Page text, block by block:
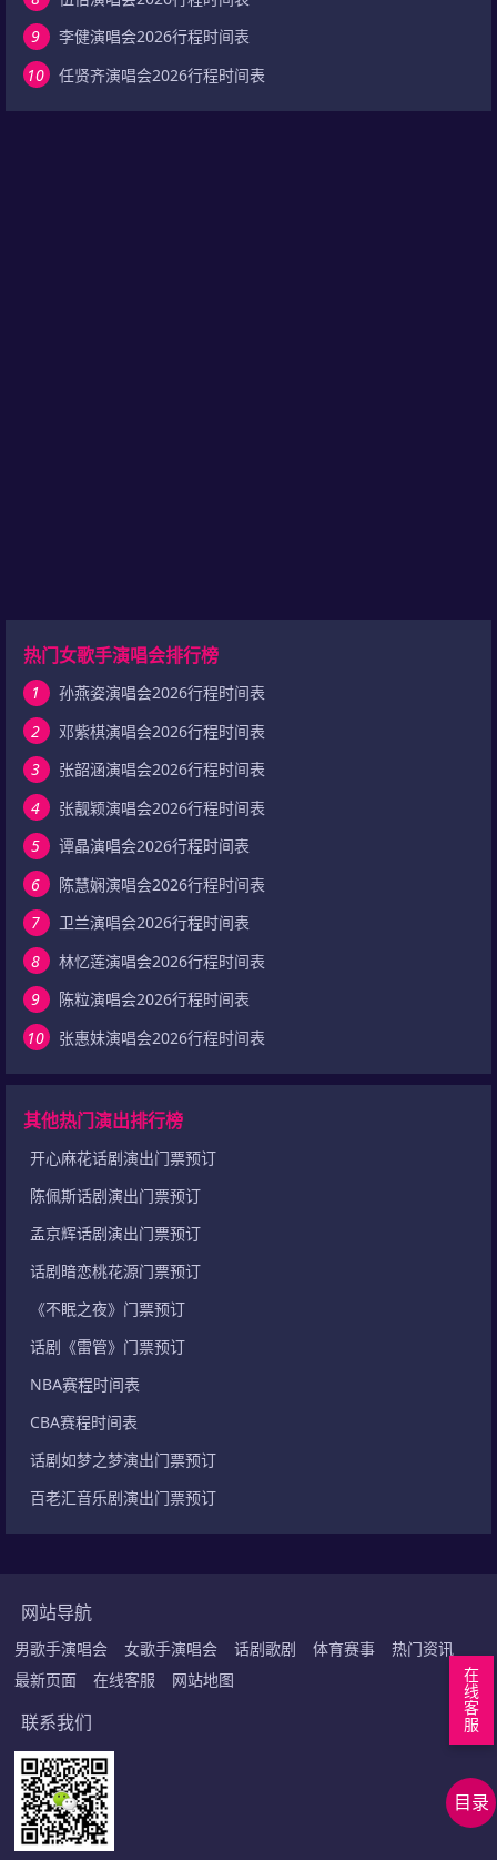
目录
回
顶
文
上
9
李健演唱会2026行程时间表
10
任贤齐演唱会2026行程时间表
热门女歌手演唱会排行榜
1
孙燕姿演唱会2026行程时间表
2
邓紫棋演唱会2026行程时间表
3
张韶涵演唱会2026行程时间表
4
张靓颖演唱会2026行程时间表
5
谭晶演唱会2026行程时间表
6
陈慧娴演唱会2026行程时间表
7
卫兰演唱会2026行程时间表
8
林忆莲演唱会2026行程时间表
9
陈粒演唱会2026行程时间表
10
张惠妹演唱会2026行程时间表
其他热门演出排行榜
开心麻花话剧演出门票预订
陈佩斯话剧演出门票预订
孟京辉话剧演出门票预订
话剧暗恋桃花源门票预订
《不眠之夜》门票预订
话剧《雷管》门票预订
NBA赛程时间表
CBA赛程时间表
话剧如梦之梦演出门票预订
百老汇音乐剧演出门票预订
网站导航
男歌手演唱会 女歌手演唱会 话剧歌剧 体育赛事
热门资讯
最新页面
在线客服 网站地图 在
线
客
服
联系我们